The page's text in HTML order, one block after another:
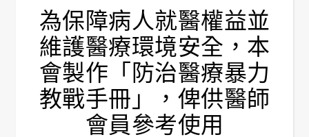
為保障病人就醫權益並
維護醫療環境安全，本
會製作「防治醫療暴力
教戰手冊」，俾供醫師
會員參考使用